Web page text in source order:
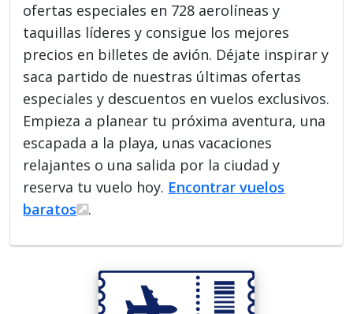
ofertas especiales en 728 aerolíneas y
taquillas líderes y consigue los mejores
precios en billetes de avión. Déjate inspirar y
saca partido de nuestras últimas ofertas
especiales y descuentos en vuelos exclusivos.
Empieza a planear tu próxima aventura, una
escapada a la playa, unas vacaciones
relajantes o una salida por la ciudad y
reserva tu vuelo hoy. Encontrar vuelos
baratos
.